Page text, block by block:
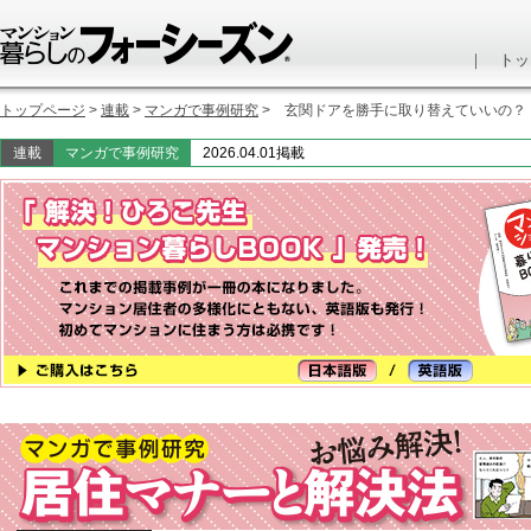
｜ ト
トップページ > 連載 > マンガで事例研究 > 玄関ドアを勝手に取り替えていいの？
連載 マンガで事例研究 2026.04.01掲載